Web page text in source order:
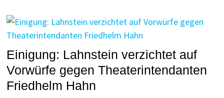
Einigung: Lahnstein verzichtet auf
Vorwürfe gegen Theaterintendanten
Friedhelm Hahn